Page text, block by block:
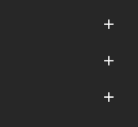


